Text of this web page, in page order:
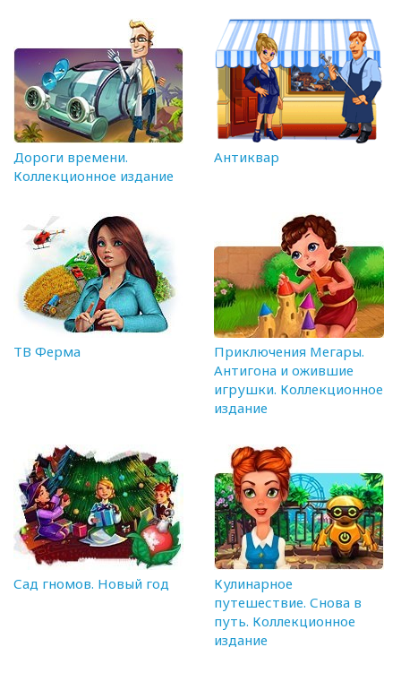
Дороги времени.
Коллекционное издание
Антиквар
ТВ Ферма
Приключения Мегары.
Антигона и ожившие
игрушки. Коллекционное
издание
Сад гномов. Новый год
Кулинарное
путешествие. Снова в
путь. Коллекционное
издание